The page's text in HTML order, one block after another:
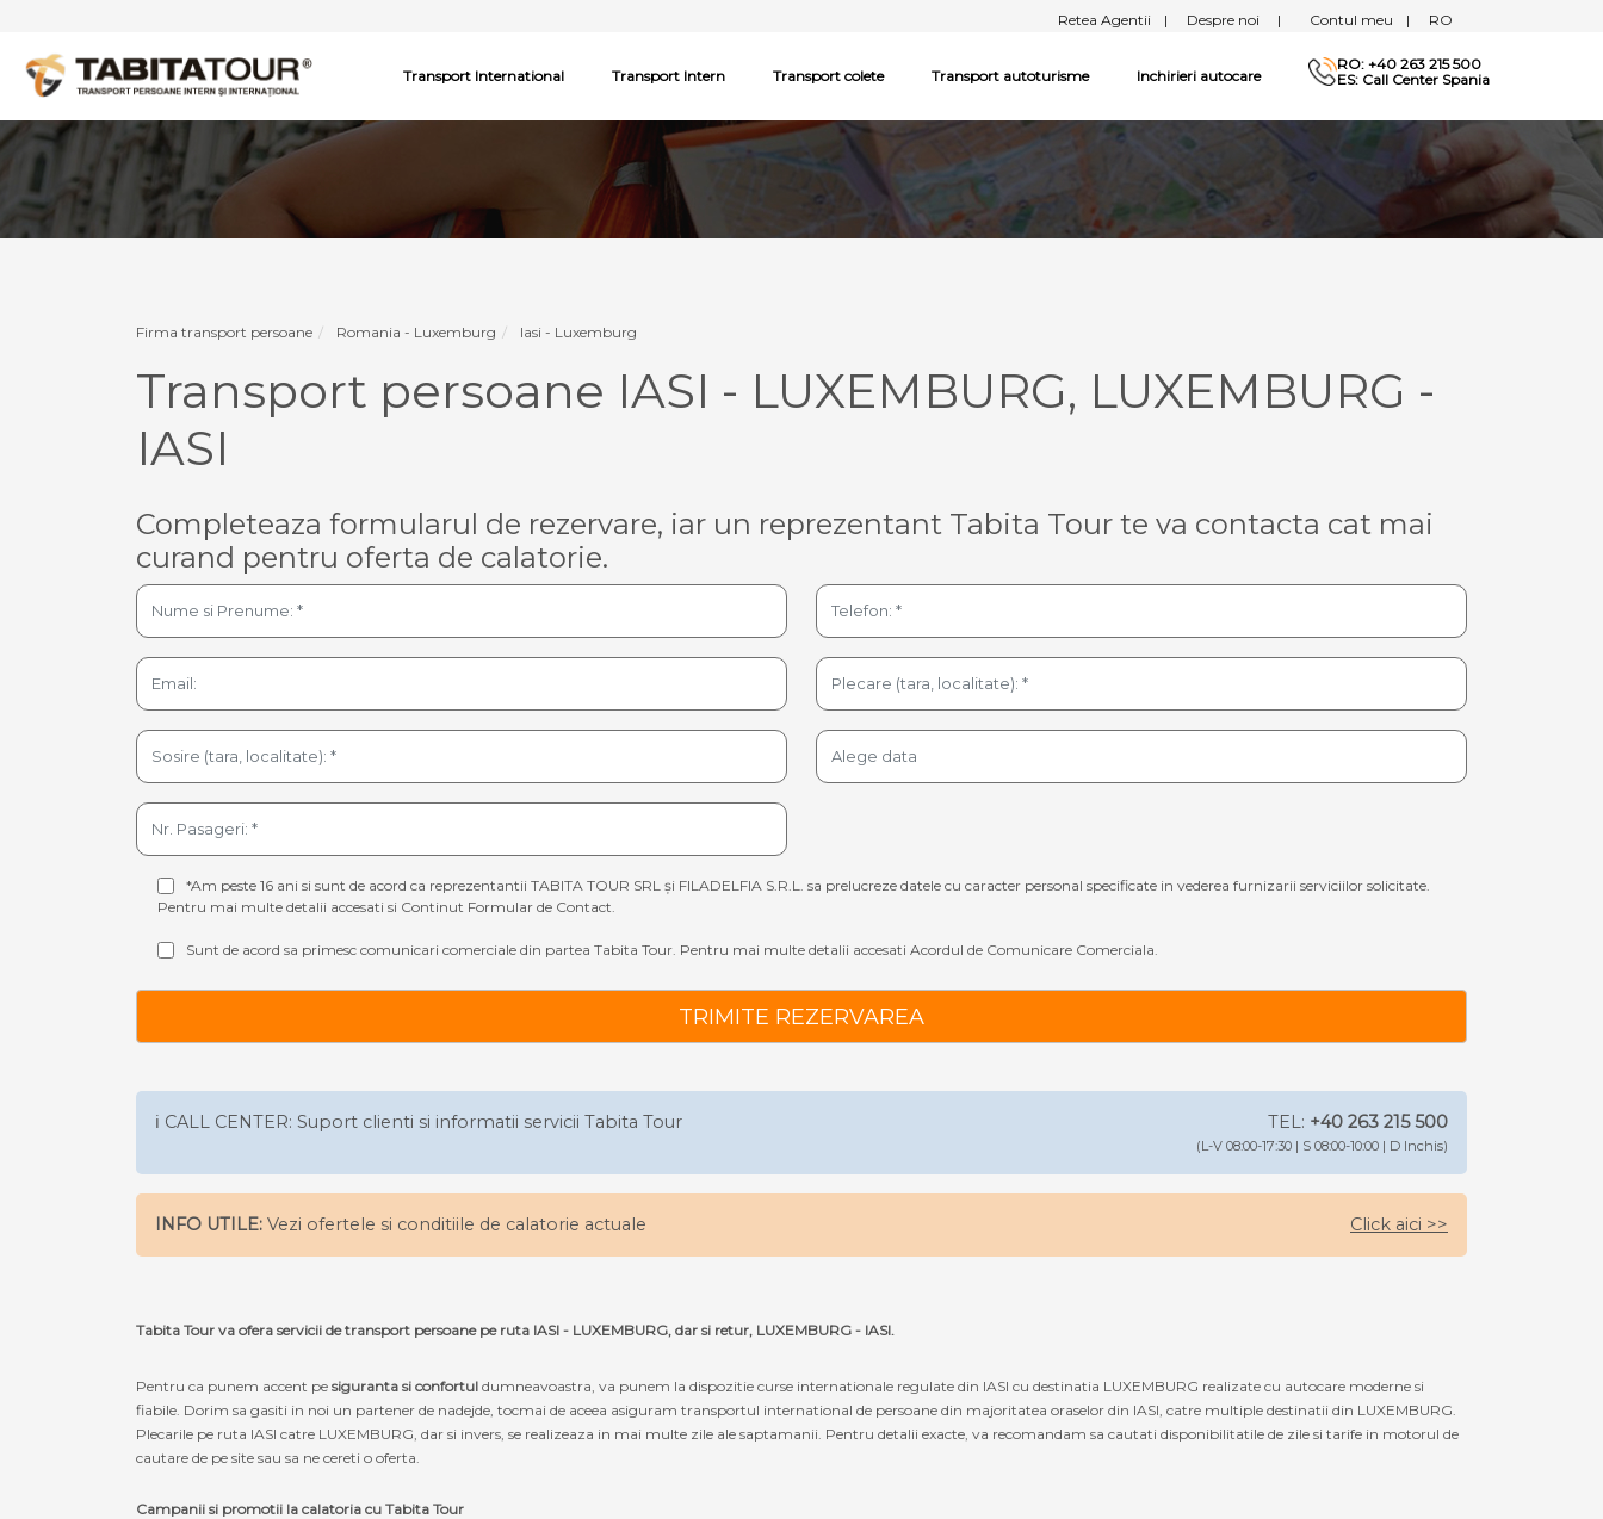
Retea Agentii | Despre noi | Contul meu | RO
Transport International Transport Intern Transport colete Transport autoturisme Inchirieri autocare
RO: +40 263 215 500
ES: Call Center Spania
Firma transport persoane Romania - Luxemburg Iasi - Luxemburg
Transport persoane IASI - LUXEMBURG, LUXEMBURG -
IASI
Completeaza formularul de rezervare, iar un reprezentant Tabita Tour te va contacta cat mai
curand pentru oferta de calatorie.
*Am peste 16 ani si sunt de acord ca reprezentantii TABITA TOUR SRL și FILADELFIA S.R.L. sa prelucreze datele cu caracter personal specificate in vederea furnizarii serviciilor solicitate.
Pentru mai multe detalii accesati si Continut Formular de Contact.
Sunt de acord sa primesc comunicari comerciale din partea Tabita Tour. Pentru mai multe detalii accesati Acordul de Comunicare Comerciala.
TRIMITE REZERVAREA
ℹ️ CALL CENTER: Suport clienti si informatii servicii Tabita Tour TEL: +40 263 215 500
(L-V 08:00-17:30 | S 08:00-10:00 | D Inchis)
INFO UTILE: Vezi ofertele si conditiile de calatorie actuale Click aici >>
Tabita Tour va ofera servicii de transport persoane pe ruta IASI - LUXEMBURG, dar si retur, LUXEMBURG - IASI.
Pentru ca punem accent pe siguranta si confortul dumneavoastra, va punem la dispozitie curse internationale regulate din IASI cu destinatia LUXEMBURG realizate cu autocare moderne si
fiabile. Dorim sa gasiti in noi un partener de nadejde, tocmai de aceea asiguram transportul international de persoane din majoritatea oraselor din IASI, catre multiple destinatii din LUXEMBURG.
Plecarile pe ruta IASI catre LUXEMBURG, dar si invers, se realizeaza in mai multe zile ale saptamanii. Pentru detalii exacte, va recomandam sa cautati disponibilitatile de zile si tarife in motorul de
cautare de pe site sau sa ne cereti o oferta.
Campanii si promotii la calatoria cu Tabita Tour